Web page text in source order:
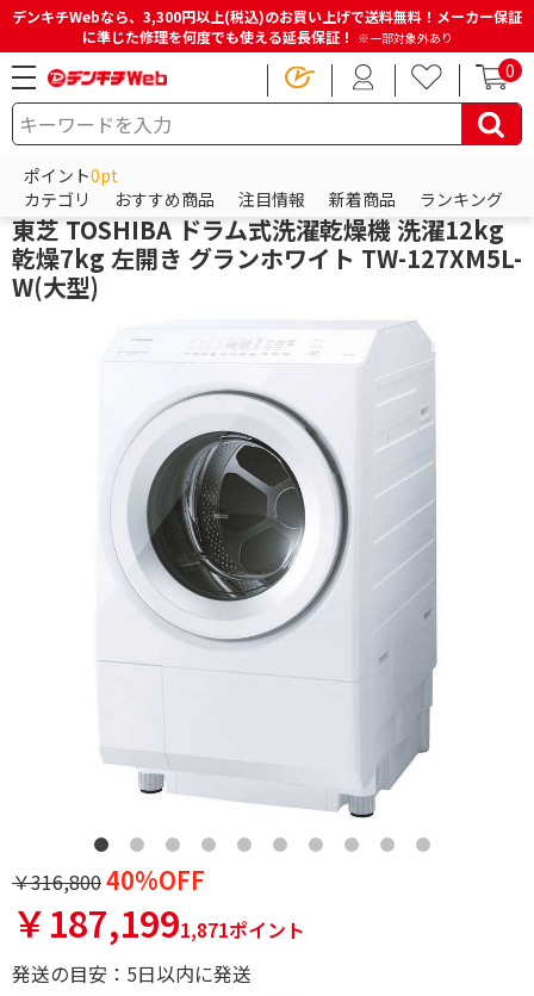
デンキチWebなら、3,300円以上(税込)のお買い上げで送料無料！メーカー保証
に準じた修理を何度でも使える延長保証！ ※一部対象外あり
0
ポイント0pt
カテゴリ
おすすめ商品 注目情報 新着商品 ランキング
HOME 商品一覧ページ 冷蔵庫・洗濯機・生活家電
東芝
東芝 TOSHIBA ドラム式洗濯乾燥機 洗濯12kg
乾燥7kg 左開き グランホワイト TW-127XM5L-
W(大型)
￥316,80040%OFF
￥187,1991,871ポイント
発送の目安：5日以内に発送